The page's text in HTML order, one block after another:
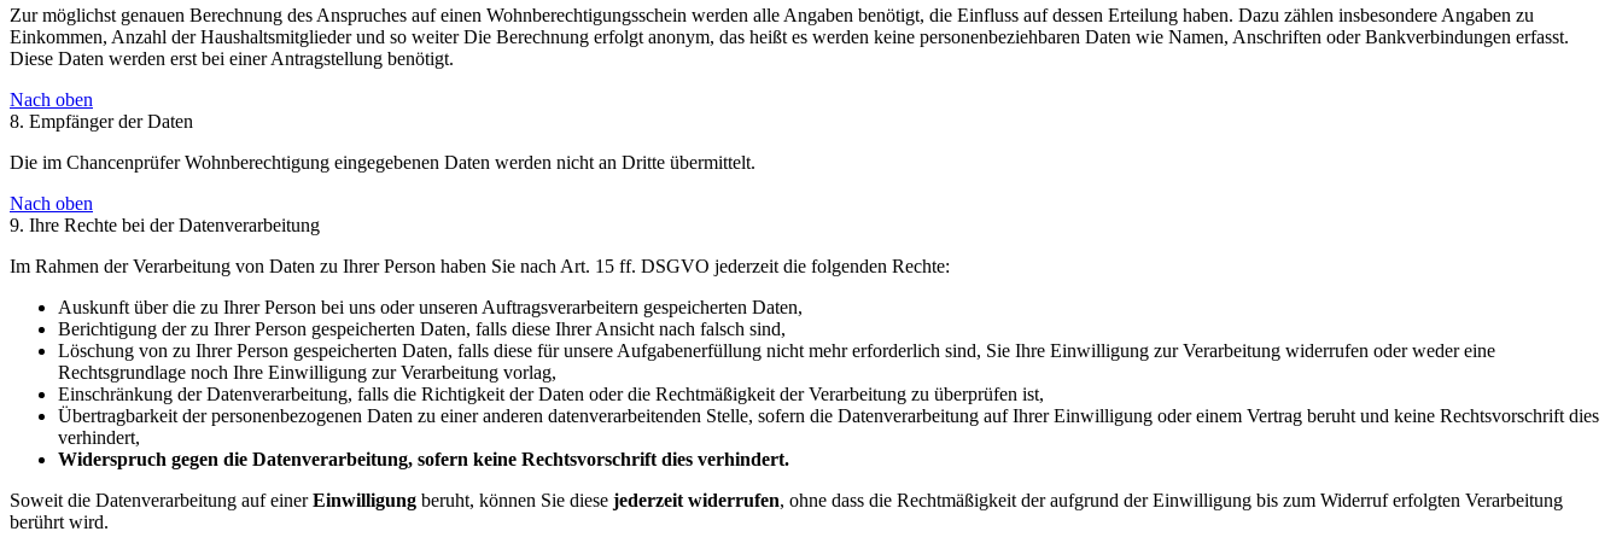
Zur möglichst genauen Berechnung des Anspruches auf einen Wohnberechtigungsschein werden alle Angaben benötigt, die Einfluss auf dessen Erteilung haben. Dazu zählen insbesondere Angaben zu
Einkommen, Anzahl der Haushaltsmitglieder und so weiter Die Berechnung erfolgt anonym, das heißt es werden keine personenbeziehbaren Daten wie Namen, Anschriften oder Bankverbindungen erfasst.
Diese Daten werden erst bei einer Antragstellung benötigt.
Nach oben
8. Empfänger der Daten
Die im Chancenprüfer Wohnberechtigung eingegebenen Daten werden nicht an Dritte übermittelt.
Nach oben
9. Ihre Rechte bei der Datenverarbeitung
Im Rahmen der Verarbeitung von Daten zu Ihrer Person haben Sie nach Art. 15 ff. DSGVO jederzeit die folgenden Rechte:
Auskunft über die zu Ihrer Person bei uns oder unseren Auftragsverarbeitern gespeicherten Daten,
Berichtigung der zu Ihrer Person gespeicherten Daten, falls diese Ihrer Ansicht nach falsch sind,
Löschung von zu Ihrer Person gespeicherten Daten, falls diese für unsere Aufgabenerfüllung nicht mehr erforderlich sind, Sie Ihre Einwilligung zur Verarbeitung widerrufen oder weder eine
Rechtsgrundlage noch Ihre Einwilligung zur Verarbeitung vorlag,
Einschränkung der Datenverarbeitung, falls die Richtigkeit der Daten oder die Rechtmäßigkeit der Verarbeitung zu überprüfen ist,
Übertragbarkeit der personenbezogenen Daten zu einer anderen datenverarbeitenden Stelle, sofern die Datenverarbeitung auf Ihrer Einwilligung oder einem Vertrag beruht und keine Rechtsvorschrift dies
verhindert,
Widerspruch gegen die Datenverarbeitung, sofern keine Rechtsvorschrift dies verhindert.
Soweit die Datenverarbeitung auf einerEinwilligung beruht, können Sie diese jederzeit widerrufen, ohne dass die Rechtmäßigkeit der aufgrund der Einwilligung bis zum Widerruf erfolgten Verarbeitung
berührt wird.